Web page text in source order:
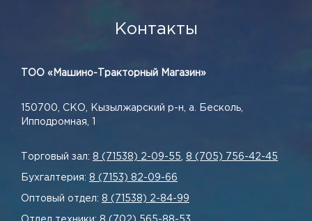
Контакты
ТОО «Машино-Тракторный Магазин»
150700, СКО, Кызылжарский р-н, а. Бесколь,
Ипподромная, 1
Торговый зал: 8 (71538) 2-09-55 8 (705) 756-42-45
Бухгалтерия: 8 (7153) 82-09-66
Оптовый отдел: 8 (71538) 2-84-99